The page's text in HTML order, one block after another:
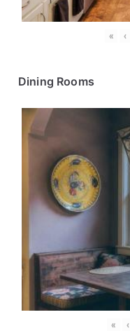
« ‹
Dining Rooms
« ‹